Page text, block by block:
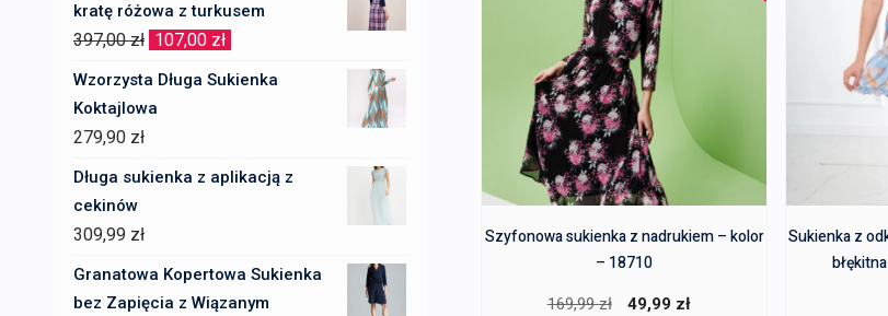
Szyfonowa sukienka z nadrukiem – kolor
– 18710
169,99zł
Pierwotna
49,99 zł
Sukienka z
kratę różowa z turkusem
397,00zł Pierwotna
cena
wynosiła:
107,00 zł
cena
Wzorzysta Długa Sukienka
Koktajlowa
279,90 zł
Długa sukienka z aplikacją z
cekinów
309,99 zł
Granatowa Kopertowa Sukienka
bez Zapięcia z Wiązanym